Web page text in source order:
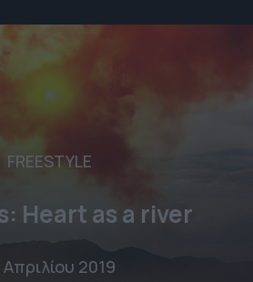
FREESTYLE
Heart as a river
Απριλίου 2019